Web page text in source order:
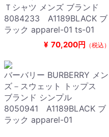
Ｔシャツ メンズ ブランド
8084233 A1189BLACK ブ
ラック apparel-01 ts-01
¥ 70,200円 （税込）
バーバリー BURBERRY メン
ズ－スウェット トップス
ブランド シンプル
8050941 A1189BLACK ブ
ラック apparel-01